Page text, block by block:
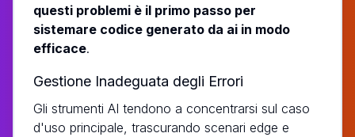
questi problemi è il primo passo per
sistemare codice generato da ai in modo
efficace.
Gestione Inadeguata degli Errori
Gli strumenti AI tendono a concentrarsi sul caso
d'uso principale, trascurando scenari edge e